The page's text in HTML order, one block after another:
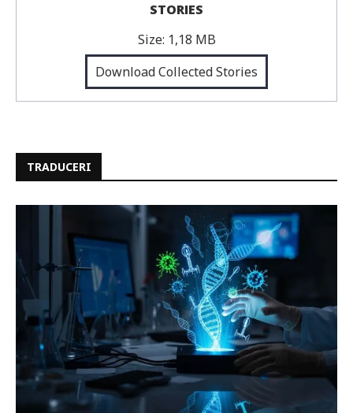
STORIES
Size: 1,18 MB
Download Collected Stories
TRADUCERI